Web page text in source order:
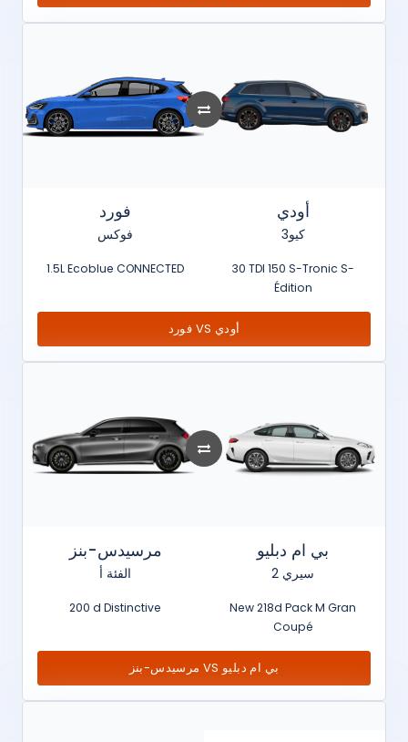
فورد
فوكس
1.5L Ecoblue CONNECTED
أودي
كيو3
30 TDI 150 S-Tronic S-
Édition
فورد VS أودي
مرسيدس-بنز
الفئة أ
200 d Distinctive
بي ام دبليو
سيري 2
New 218d Pack M Gran
Coupé
مرسيدس-بنز VS بي ام دبليو